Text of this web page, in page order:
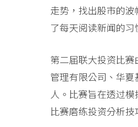
走势，找出股市的
了每天阅读新闻的习
第二届联大投资比
管理有限公司、华
人。比赛旨在透过
比赛磨练投资分析技